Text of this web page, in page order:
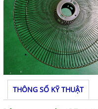
THÔNG SỐ KỸ THUẬT